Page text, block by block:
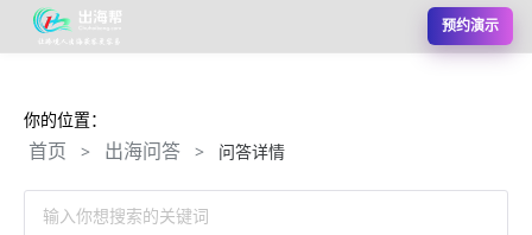
预约演示
你的位置：
首页 > 出海问答 > 问答详情
输入你想搜索的关键词